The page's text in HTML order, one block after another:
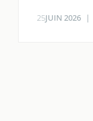
25JUIN 2026